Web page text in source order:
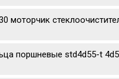
моторчик
поршневые std4d55-t